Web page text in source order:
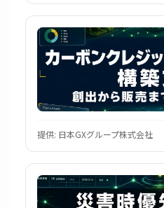
提供: 日本GXグループ株式会社